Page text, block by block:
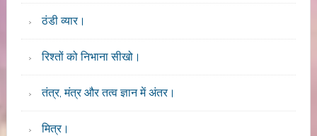
ठंडी व्यार।
रिश्तों को निभाना सीखो।
तंत्र, मंत्र और तत्व ज्ञान में अंतर।
मित्र।